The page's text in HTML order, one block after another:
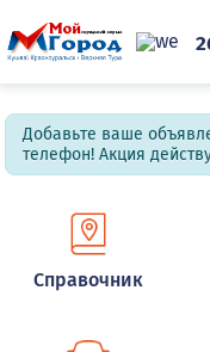
Добавьте ваше
телефон! Акция
Справочник